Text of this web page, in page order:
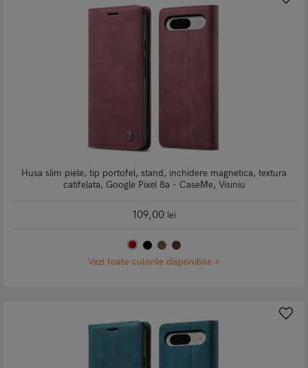
Husa slim piele, tip portofel, stand, inchidere magnetica, textura
catifelata, Google Pixel 8a - CaseMe, Visiniu
109,00lei
Vezi toate culorile disponibile >